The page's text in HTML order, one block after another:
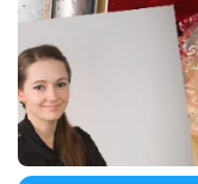
Фотоподарки
Багетная мастерская
Полиграфия